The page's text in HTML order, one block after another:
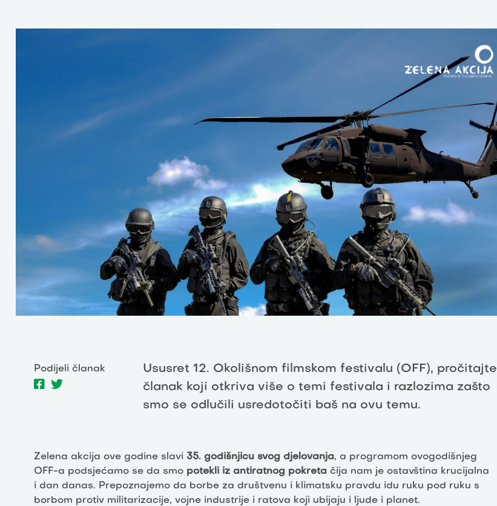
Podijeli članak
Ususret 12. Okolišnom filmskom festivalu (OFF), pročitajte
članak koji otkriva više o temi festivala i razlozima zašto
smo se odlučili usredotočiti baš na ovu temu.
Zelena akcija ove godine slavi 35. godišnjicu svog djelovanja, a programom ovogodišnjeg
OFF-a podsjećamo se da smo potekli iz antiratnog pokreta čija nam je ostavština krucijalna
i dan danas. Prepoznajemo da borbe za društvenu i klimatsku pravdu idu ruku pod ruku s
borbom protiv militarizacije, vojne industrije i ratova koji ubijaju i ljude i planet.